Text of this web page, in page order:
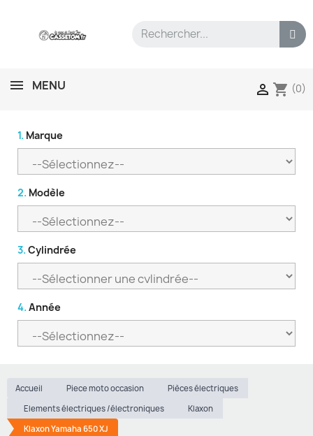
MENU  shopping_cart (0)
1. Marque
2. Modèle
3. Cylindrée
4. Année
Accueil Piece moto occasion
Pièces électriques
Elements électriques /électroniques
Klaxon
Klaxon Yamaha 650 XJ